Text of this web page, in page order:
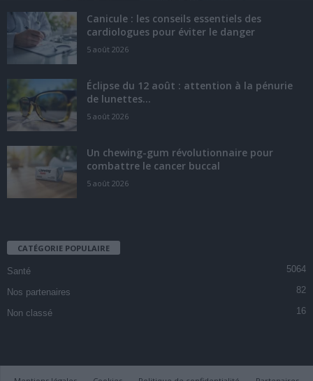
Canicule : les conseils essentiels des
cardiologues pour éviter le danger
5 août 2026
Éclipse du 12 août : attention à la pénurie
de lunettes...
5 août 2026
Un chewing-gum révolutionnaire pour
combattre le cancer buccal
5 août 2026
CATÉGORIE POPULAIRE
Santé 5064
Nos partenaires 82
Non classé 16